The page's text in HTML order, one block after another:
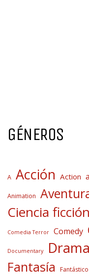
GÉNEROS
A Acción Action
Animation
Ciencia ficción
Comedia Terror Comedy
Documentary Drama
Fantasía Fantástico